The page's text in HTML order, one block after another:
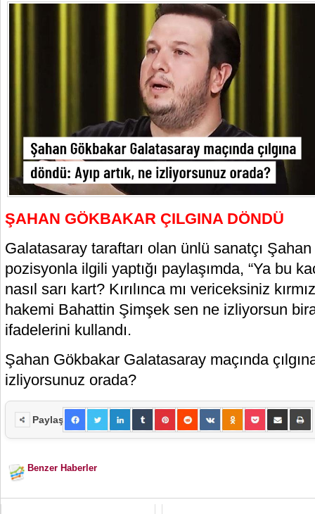
ŞAHAN GÖKBAKAR ÇILGINA DÖNDÜ
Galatasaray taraftarı olan ünlü sanatçı
pozisyonla ilgili yaptığı paylaşımda, “Ya bu
nasıl sarı kart? Kırılınca mı vericeksiniz
hakemi Bahattin Şimşek sen ne izliyorsun
ifadelerini kullandı.
Şahan Gökbakar Galatasaray maçında
izliyorsunuz orada?
Paylaş
Benzer Haberler